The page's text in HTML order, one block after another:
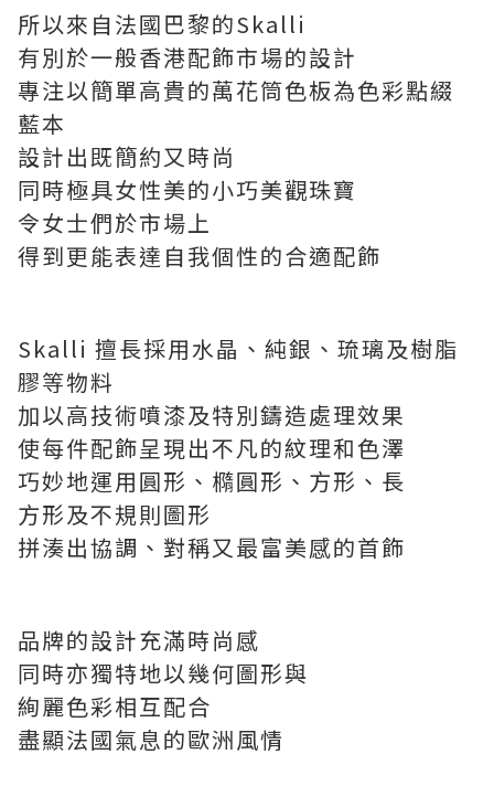
所以來自法國巴黎的Skalli
有別於一般香港配飾市場的設計
專注以簡單高貴的萬花筒色板為色彩點綴
藍本
設計出既簡約又時尚
同時極具女性美的小巧美觀珠寶
令女士們於市場上
得到更能表達自我個性的合適配飾
Skalli 擅長採用水晶、純銀、琉璃及樹脂
膠等物料
加以高技術噴漆及特別鑄造處理效果
使每件配飾呈現出不凡的紋理和色澤
巧妙地運用圓形、橢圓形、方形、長
方形及不規則圖形
拼湊出協調、對稱又最富美感的首飾
品牌的設計充滿時尚感
同時亦獨特地以幾何圖形與
絢麗色彩相互配合
盡顯法國氣息的歐洲風情